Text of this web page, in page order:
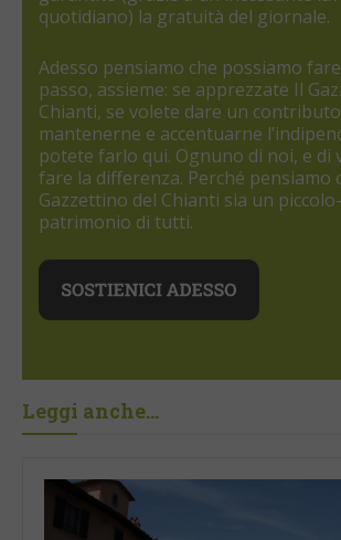
quotidiano) la gratuità del giornale.
Adesso pensiamo che possiamo
passo, assieme: se apprezzate Il
Chianti, se volete dare un
mantenerne e accentuarne
potete farlo qui. Ognuno di noi, e di
fare la differenza. Perché pensiamo
Gazzettino del Chianti sia un
patrimonio di tutti.
Leggi anche...